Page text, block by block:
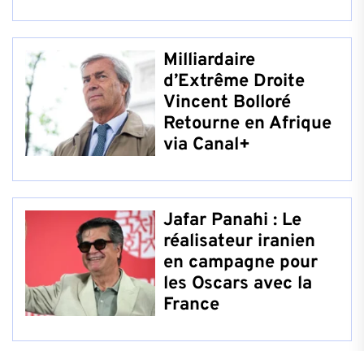
Milliardaire
d’Extrême Droite
Vincent Bolloré
Retourne en Afrique
via Canal+
Jafar Panahi : Le
réalisateur iranien
en campagne pour
les Oscars avec la
France